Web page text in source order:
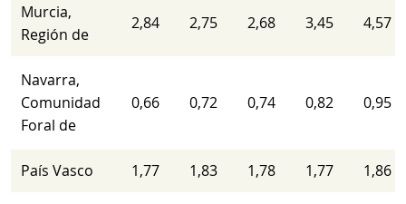
Murcia,
Región de
2,84 2,75 2,68 3,45 4,57
Navarra,
Comunidad
Foral de
0,66 0,72 0,74 0,82 0,95
País Vasco 1,77 1,83 1,78 1,77 1,86